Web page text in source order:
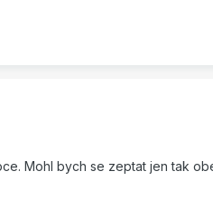
Mohl bych se zeptat jen tak